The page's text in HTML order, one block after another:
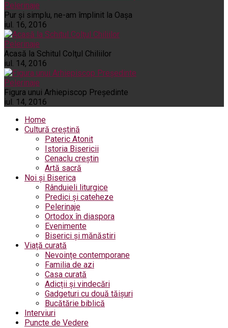
Pelerinaje
Pur şi simplu, ne-am împlinit la Oaşa
iul. 16, 2016
Pelerinaje
Acasă la Schitul Colţul Chiliilor
iul. 14, 2016
Pelerinaje
Figura unui Arhiepiscop Preşedinte
iul. 14, 2016
Home
Cultură creștină
Pateric Atonit
Istoria Bisericii
Cenaclu creștin
Artă sacră
Noi și Biserica
Rânduieli liturgice
Predici și cateheze
Pelerinaje
Ortodox în diaspora
Evenimente
Biserici și mănăstiri
Viață curată
Nevoințe contemporane
Familia de azi
Casa curată
Adicții și vindecări
Gadgeturi cu două tăișuri
Bucătărie biblică
Interviuri
Puncte de Vedere